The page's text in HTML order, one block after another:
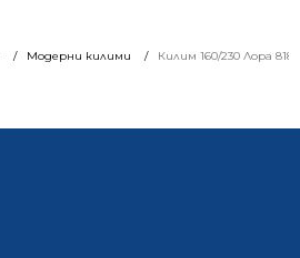
Модерни килими Килим 160/230 Лора